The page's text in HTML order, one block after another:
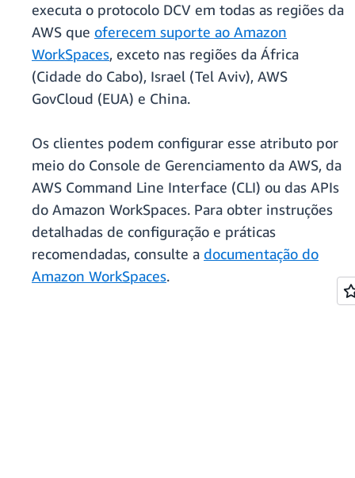
executa o protocolo DCV em todas as regiões da
AWS que oferecem suporte ao Amazon
WorkSpaces, exceto nas regiões da África
(Cidade do Cabo), Israel (Tel Aviv), AWS
GovCloud (EUA) e China.
Os clientes podem configurar esse atributo por
meio do Console de Gerenciamento da AWS, da
AWS Command Line Interface (CLI) ou das APIs
do Amazon WorkSpaces. Para obter instruções
detalhadas de configuração e práticas
recomendadas, consulte a documentação do
Amazon WorkSpaces.